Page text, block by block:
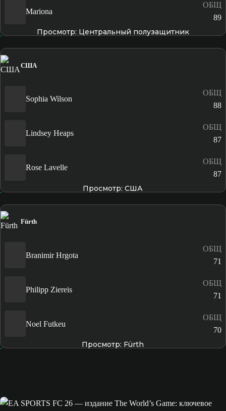
Mariona
ОБЩ
89
Просмотр: Центральный полузащитник
США
Sophia Wilson
ОБЩ
88
Lindsey Heaps
ОБЩ
87
Rose Lavelle
ОБЩ
87
Просмотр: США
Fürth
Branimir Hrgota
ОБЩ
71
Philipp Ziereis
ОБЩ
71
Noel Futkeu
ОБЩ
70
Просмотр: Fürth